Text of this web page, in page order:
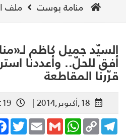
منامة بوست ملف
جميل كاظم
للحلّ.. وأعددنا
المقاطعة
18,أكتوبر,2014 | 12:19 |
TwitterEmailGmail
WhatsAppCopy
Link